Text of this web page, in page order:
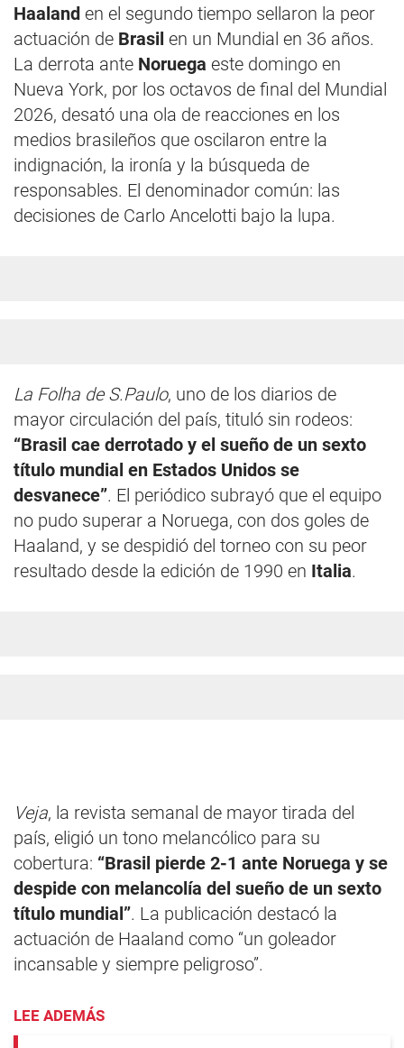
Haaland en el segundo tiempo sellaron la peor
actuación de Brasil en un Mundial en 36 años.
La derrota ante Noruega este domingo en
Nueva York, por los octavos de final del Mundial
2026, desató una ola de reacciones en los
medios brasileños que oscilaron entre la
indignación, la ironía y la búsqueda de
responsables. El denominador común: las
decisiones de Carlo Ancelotti bajo la lupa.
La Folha de S.Paulo, uno de los diarios de
mayor circulación del país, tituló sin rodeos:
“Brasil cae derrotado y el sueño de un sexto
título mundial en Estados Unidos se
desvanece”. El periódico subrayó que el equipo
no pudo superar a Noruega, con dos goles de
Haaland, y se despidió del torneo con su peor
resultado desde la edición de 1990 en Italia.
Veja, la revista semanal de mayor tirada del
país, eligió un tono melancólico para su
cobertura: “Brasil pierde 2-1 ante Noruega y se
despide con melancolía del sueño de un sexto
título mundial”. La publicación destacó la
actuación de Haaland como “un goleador
incansable y siempre peligroso”.
LEE ADEMÁS